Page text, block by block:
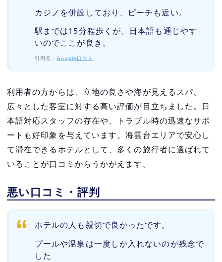
カジノを併設しており、ピーチも近い。
駅までは15分程歩くが、日本語も通じやす
いのでここが良き。
引用元：Google口コミ
利用者の方からは、立地の良さや海が見えるスパ、
広々とした客室に対する高い評価が目立ちました。日
本語対応スタッフの存在や、トラブル時の迅速なサポ
ートも好印象を与えています。海雲台エリアで安心し
て滞在できるホテルとして、多くの旅行者に選ばれて
いることが口コミからうかがえます。
悪い口コミ・評判
ホテルの人も親切で良かったです。
プールや温泉は一度しか入れないのが残念で
した